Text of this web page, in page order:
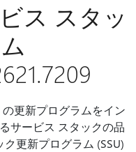
ス スタッ
更新プログラムをイン
サービス スタックの品
更新プログラム (SSU)